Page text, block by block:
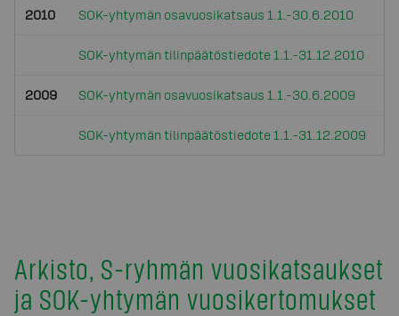
2010 SOK-yhtymän osavuosikatsaus 1.1.-30.6.2010
SOK-yhtymän tilinpäätöstiedote 1.1.-31.12.2010
2009 SOK-yhtymän osavuosikatsaus 1.1.-30.6.2009
SOK-yhtymän tilinpäätöstiedote 1.1.-31.12.2009
Arkisto, S-ryhmän vuosikatsaukset
ja SOK-yhtymän vuosikertomukset